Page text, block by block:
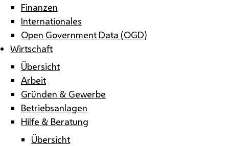
Finanzen
Internationales
Open Government Data (OGD)
Wirtschaft
Übersicht
Arbeit
Gründen & Gewerbe
Betriebsanlagen
Hilfe & Beratung
Übersicht